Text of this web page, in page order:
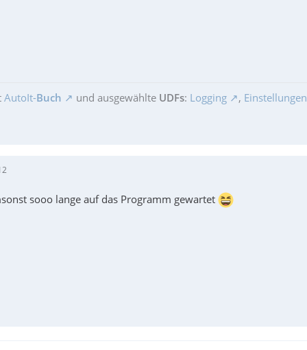
AutoIt-Buch und ausgewählte UDFs: Logging ,
sooo lange auf das Programm gewartet